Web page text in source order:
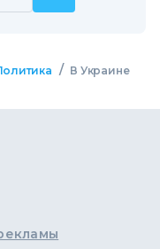
/ В Украине